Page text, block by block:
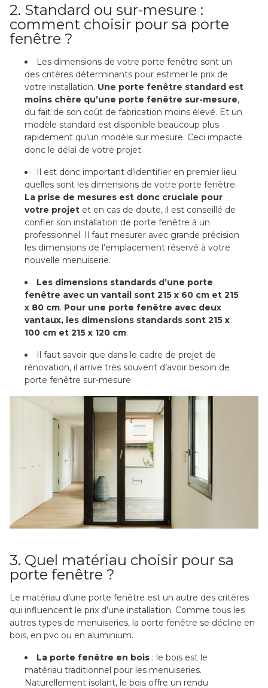
2. Standard ou sur-mesure :
comment choisir pour sa porte
fenêtre ?
Les dimensions de votre porte fenêtre sont un
des critères déterminants pour estimer le prix de
votre installation. Une porte fenêtre standard est
moins chère qu’une porte fenêtre sur-mesure,
du fait de son coût de fabrication moins élevé. Et un
modèle standard est disponible beaucoup plus
rapidement qu’un modèle sur mesure. Ceci impacte
donc le délai de votre projet.
Il est donc important d’identifier en premier lieu
quelles sont les dimensions de votre porte fenêtre.
La prise de mesures est donc cruciale pour
votre projet et en cas de doute, il est conseillé de
confier son installation de porte fenêtre à un
professionnel. Il faut mesurer avec grande précision
les dimensions de l’emplacement réservé à votre
nouvelle menuiserie.
Les dimensions standards d’une porte
fenêtre avec un vantail sont 215 x 60 cm et 215
x 80 cm. Pour une porte fenêtre avec deux
vantaux, les dimensions standards sont 215 x
100 cm et 215 x 120 cm.
Il faut savoir que dans le cadre de projet de
rénovation, il arrive très souvent d’avoir besoin de
porte fenêtre sur-mesure.
3. Quel matériau choisir pour sa
porte fenêtre ?
Le matériau d’une porte fenêtre est un autre des critères
qui influencent le prix d’une installation. Comme tous les
autres types de menuiseries, la porte fenêtre se décline en
bois, en pvc ou en aluminium.
La porte fenêtre en bois : le bois est le
matériau traditionnel pour les menuiseries.
Naturellement isolant, le bois offre un rendu